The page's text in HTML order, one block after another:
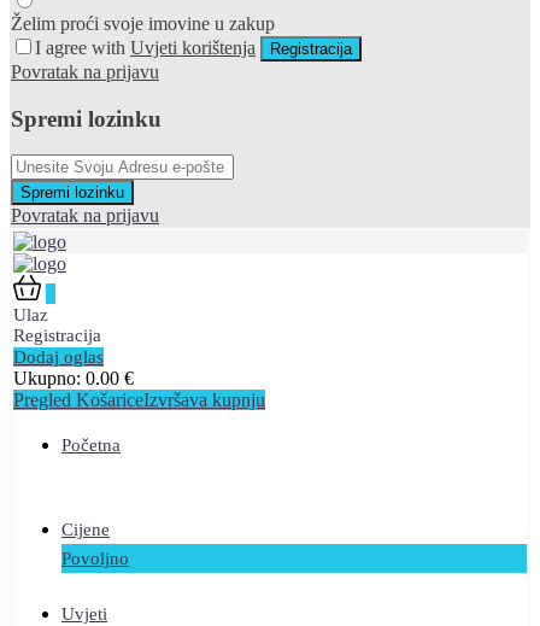
Želim proći svoje imovine u zakup
I agree with Uvjeti korištenja Registracija
Povratak na prijavu
Spremi lozinku
Spremi lozinku
Povratak na prijavu
Ulaz
Registracija
Dodaj oglas
Ukupno: 0.00 €
Pregled KošariceIzvršava kupnju
Početna
Cijene
Povoljno
Uvjeti